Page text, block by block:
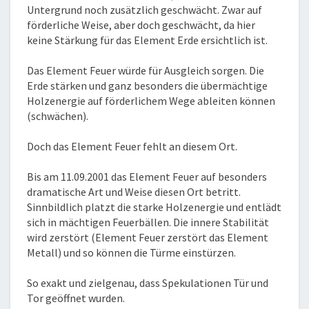
Untergrund noch zusätzlich geschwächt. Zwar auf
förderliche Weise, aber doch geschwächt, da hier
keine Stärkung für das Element Erde ersichtlich ist.
Das Element Feuer würde für Ausgleich sorgen. Die
Erde stärken und ganz besonders die übermächtige
Holzenergie auf förderlichem Wege ableiten können
(schwächen).
Doch das Element Feuer fehlt an diesem Ort.
Bis am 11.09.2001 das Element Feuer auf besonders
dramatische Art und Weise diesen Ort betritt.
Sinnbildlich platzt die starke Holzenergie und entlädt
sich in mächtigen Feuerbällen. Die innere Stabilität
wird zerstört (Element Feuer zerstört das Element
Metall) und so können die Türme einstürzen.
So exakt und zielgenau, dass Spekulationen Tür und
Tor geöffnet wurden.